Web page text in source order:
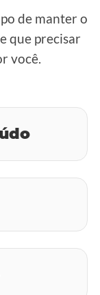
de manter o
que precisar
você.